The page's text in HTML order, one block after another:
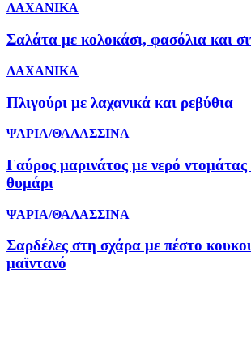
ΛΑΧΑΝΙΚΑ
Σαλάτα με κολοκάσι, φασόλια και
ΛΑΧΑΝΙΚΑ
Πλιγούρι με λαχανικά και ρεβύθια
ΨΑΡΙΑ/ΘΑΛΑΣΣΙΝΑ
Γαύρος μαρινάτος με νερό
θυμάρι
ΨΑΡΙΑ/ΘΑΛΑΣΣΙΝΑ
Σαρδέλες στη σχάρα με πέστο
μαϊντανό